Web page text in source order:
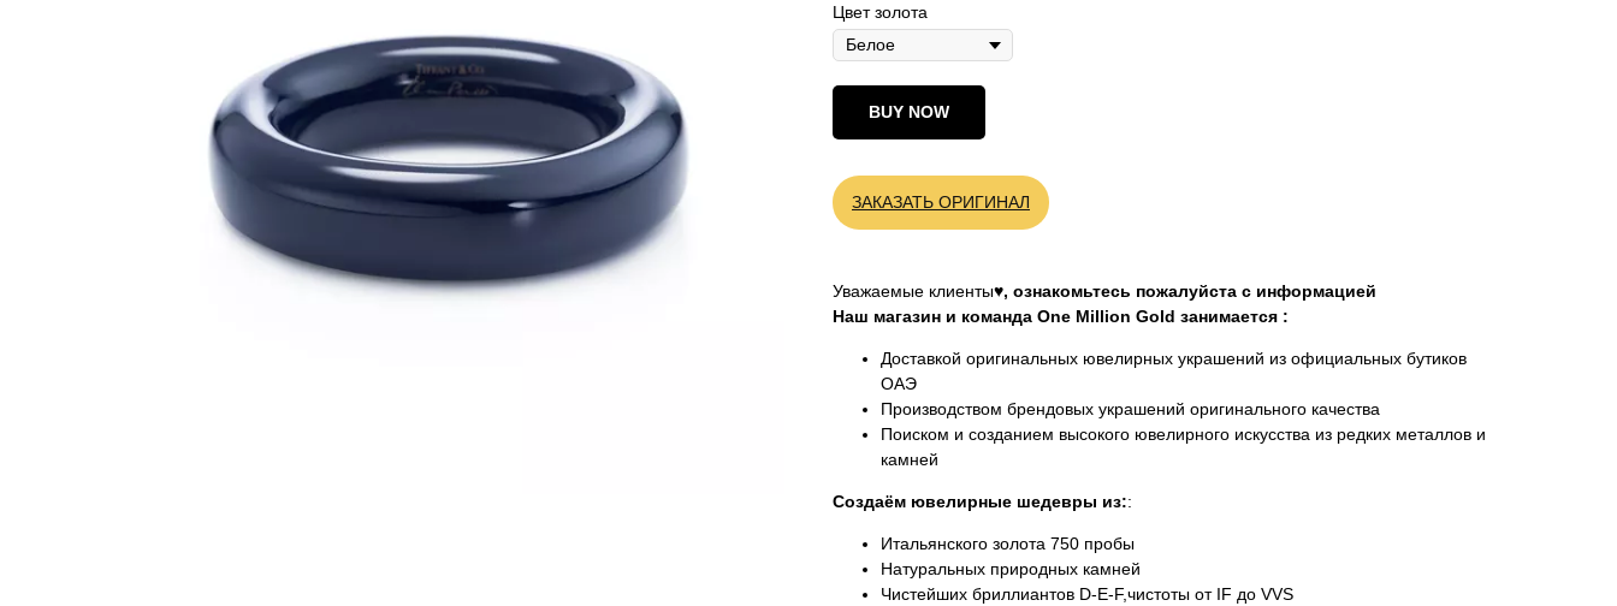
Цвет золота
BUY NOW
ЗАКАЗАТЬ ОРИГИНАЛ
Уважаемые клиенты♥, ознакомьтесь пожалуйста с информацией
Наш магазин и команда One Million Gold занимается :
Доставкой оригинальных ювелирных украшений из официальных бутиков
ОАЭ
Производством брендовых украшений оригинального качества
Поиском и созданием высокого ювелирного искусства из редких металлов и
камней
Создаём ювелирные шедевры из::
Итальянского золота 750 пробы
Натуральных природных камней
Чистейших бриллиантов D-E-F,чистоты от IF до VVS